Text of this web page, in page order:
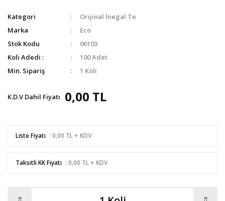
Kategori
Orijinal İnegal Te
Marka
Eco
Stok Kodu
06103
Koli Adedi :
100 Adet
Min. Sipariş
1 Koli
K.D.V Dahil Fiyatı 0,00 TL
Liste Fiyatı : 0,00 TL + KDV
Taksitli KK Fiyatı : 0,00 TL + KDV